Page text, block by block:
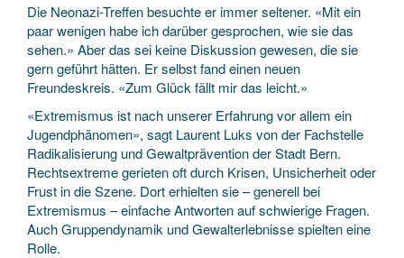
Die Neonazi-Treffen besuchte er immer seltener. «Mit ein
paar wenigen habe ich darüber gesprochen, wie sie das
sehen.» Aber das sei keine Diskussion gewesen, die sie
gern geführt hätten. Er selbst fand einen neuen
Freundeskreis. «Zum Glück fällt mir das leicht.»
«Extremismus ist nach unserer Erfahrung vor allem ein
Jugendphänomen», sagt Laurent Luks von der Fachstelle
Radikalisierung und Gewaltprävention der Stadt Bern.
Rechtsextreme gerieten oft durch Krisen, Unsicherheit oder
Frust in die Szene. Dort erhielten sie – generell bei
Extremismus – einfache Antworten auf schwierige Fragen.
Auch Gruppendynamik und Gewalterlebnisse spielten eine
Rolle.